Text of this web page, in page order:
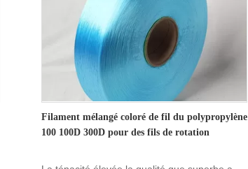
Filament mélangé coloré de fil du polypropylène
100 100D 300D pour des fils de rotation